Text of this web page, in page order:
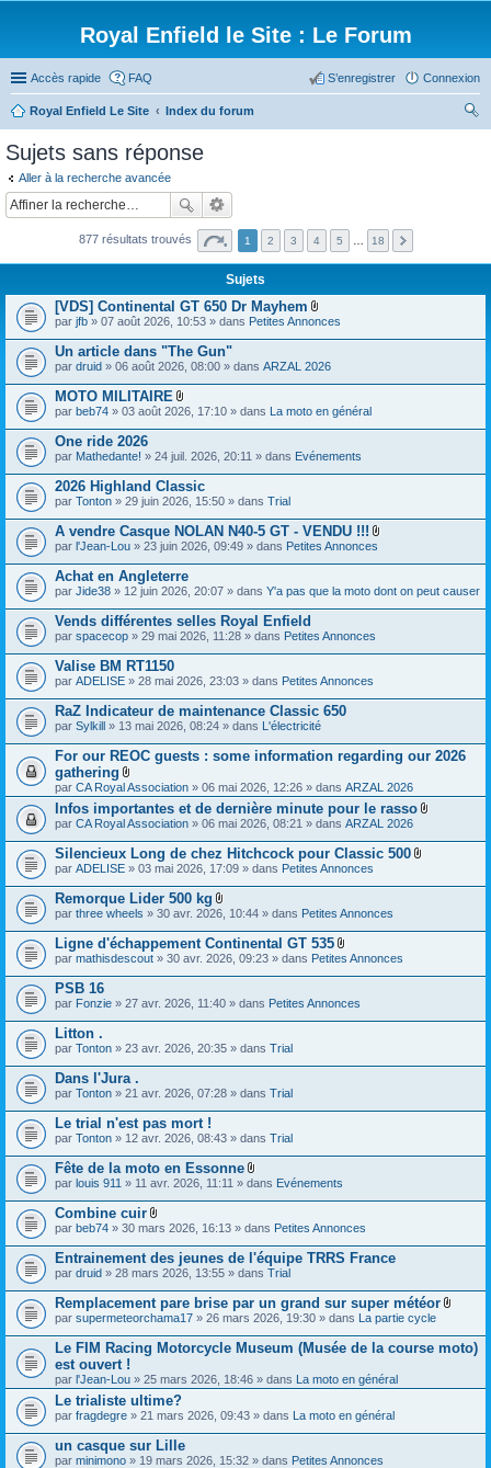
Royal Enfield le Site : Le Forum
Accès rapide FAQ Connexion
S’enregistrer
Royal Enfield Le Site
Index du forum
Sujets sans réponse
Aller à la recherche avancée
877 résultats trouvés 1 2 3 4 5 18
Sujets
[VDS] Continental GT 650 Dr Mayhem
F
c
i
e
(
o
i
s
)
par jfb » 07 août 2026, 10:53 » dans Petites Annonces
Un article dans "The Gun"
par druid » 06 août 2026, 08:00 » dans ARZAL 2026
MOTO MILITAIRE
F
c
i
e
r
(
)
j
o
i
n
t
s
)
par beb74 » 03 août 2026, 17:10 » dans La moto en général
One ride 2026
par Mathedante! » 24 juil. 2026, 20:11 » dans Evénements
2026 Highland Classic
par Tonton » 29 juin 2026, 15:50 » dans Trial
A vendre Casque NOLAN N40-5 GT - VENDU !!!
c
i
e
i
s
par l'Jean-Lou » 23 juin 2026, 09:49 » dans Petites Annonces
Achat en Angleterre
par Jide38 » 12 juin 2026, 20:07 » dans Y'a pas que la moto dont on peut causer
Vends différentes selles Royal Enfield
par spacecop » 29 mai 2026, 11:28 » dans Petites Annonces
Valise BM RT1150
par ADELISE » 28 mai 2026, 23:03 » dans Petites Annonces
RaZ Indicateur de maintenance Classic 650
par Sylkill » 13 mai 2026, 08:24 » dans L'électricité
For our REOC guests : some information regarding our 2026
gathering
F
i
c
h
e
r
(
s
)
j
o
i
n
(
)
par CA Royal Association » 06 mai 2026, 12:26 » dans ARZAL 2026
Infos importantes et de dernière minute pour le rasso
c
e
i
par CA Royal Association » 06 mai 2026, 08:21 » dans ARZAL 2026
Silencieux Long de chez Hitchcock pour Classic 500
c
e
i
par ADELISE » 03 mai 2026, 17:09 » dans Petites Annonces
Remorque Lider 500 kg
F
i
c
h
i
e
(
j
o
i
t
)
par three wheels » 30 avr. 2026, 10:44 » dans Petites Annonces
Ligne d'échappement Continental GT 535
F
c
i
e
i
par mathisdescout » 30 avr. 2026, 09:23 » dans Petites Annonces
PSB 16
par Fonzie » 27 avr. 2026, 11:40 » dans Petites Annonces
Litton .
par Tonton » 23 avr. 2026, 20:35 » dans Trial
Dans l'Jura .
par Tonton » 21 avr. 2026, 07:28 » dans Trial
Le trial n'est pas mort !
par Tonton » 12 avr. 2026, 08:43 » dans Trial
Fête de la moto en Essonne
F
c
i
e
r
(
)
j
o
i
n
(
s
par louis 911 » 11 avr. 2026, 11:11 » dans Evénements
Combine cuir
F
c
h
e
r
(
)
j
n
t
(
s
)
par beb74 » 30 mars 2026, 16:13 » dans Petites Annonces
Entrainement des jeunes de l'équipe TRRS France
par druid » 28 mars 2026, 13:55 » dans Trial
Remplacement pare brise par un grand sur super météor
c
h
r
)
par supermeteorchama17 » 26 mars 2026, 19:30 » dans La partie cycle
Le FIM Racing Motorcycle Museum (Musée de la course moto)
est ouvert !
par l'Jean-Lou » 25 mars 2026, 18:46 » dans La moto en général
Le trialiste ultime?
par fragdegre » 21 mars 2026, 09:43 » dans La moto en général
un casque sur Lille
par minimono » 19 mars 2026, 15:32 » dans Petites Annonces